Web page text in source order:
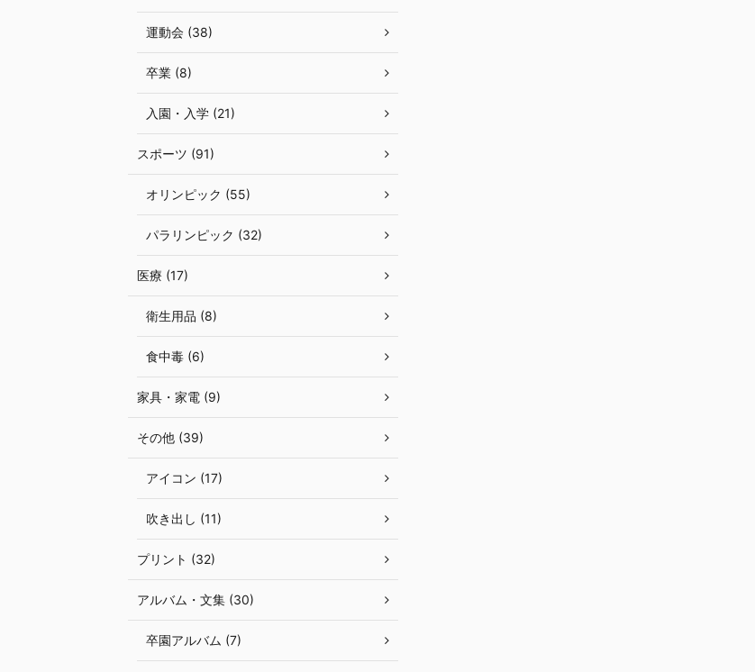
運動会 (38)
卒業 (8)
入園・入学 (21)
スポーツ (91)
オリンピック (55)
パラリンピック (32)
医療 (17)
衛生用品 (8)
食中毒 (6)
家具・家電 (9)
その他 (39)
アイコン (17)
吹き出し (11)
プリント (32)
アルバム・文集 (30)
卒園アルバム (7)